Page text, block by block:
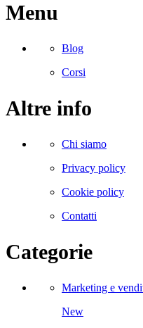
Menu
Blog
Corsi
Altre info
Chi siamo
Privacy policy
Cookie policy
Contatti
Categorie
Marketing e
New